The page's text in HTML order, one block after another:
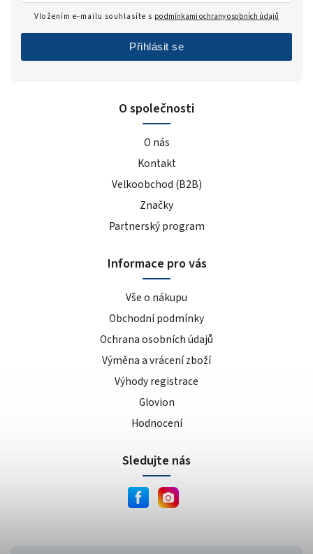
O společnosti
O nás
Kontakt
Velkoobchod (B2B)
Značky
Partnerský program
Informace pro vás
Vše o nákupu
Obchodní podmínky
Ochrana osobních údajů
Výměna a vrácení zboží
Výhody registrace
Glovion
Hodnocení
Vložením e-mailu souhlasíte s podmínkami ochrany osobních údajů
Přihlásit se
Sledujte nás